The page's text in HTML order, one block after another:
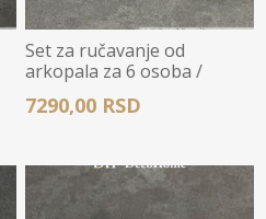
Set za ručavanje od
arkopala za 6 osoba /
7290,00 RSD